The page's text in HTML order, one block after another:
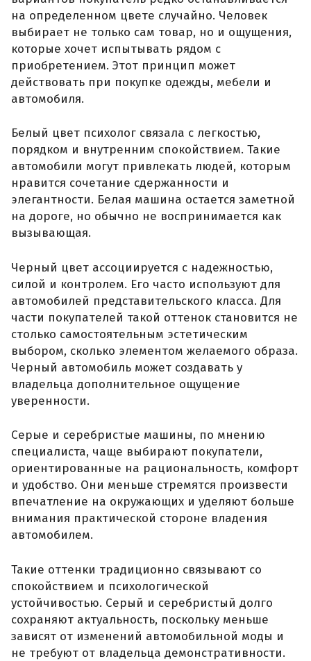
на определенном цвете случайно. Человек
выбирает не только сам товар, но и ощущения,
которые хочет испытывать рядом с
приобретением. Этот принцип может
действовать при покупке одежды, мебели и
автомобиля.
Белый цвет психолог связала с легкостью,
порядком и внутренним спокойствием. Такие
автомобили могут привлекать людей, которым
нравится сочетание сдержанности и
элегантности. Белая машина остается заметной
на дороге, но обычно не воспринимается как
вызывающая.
Черный цвет ассоциируется с надежностью,
силой и контролем. Его часто используют для
автомобилей представительского класса. Для
части покупателей такой оттенок становится не
столько самостоятельным эстетическим
выбором, сколько элементом желаемого образа.
Черный автомобиль может создавать у
владельца дополнительное ощущение
уверенности.
Серые и серебристые машины, по мнению
специалиста, чаще выбирают покупатели,
ориентированные на рациональность, комфорт
и удобство. Они меньше стремятся произвести
впечатление на окружающих и уделяют больше
внимания практической стороне владения
автомобилем.
Такие оттенки традиционно связывают со
спокойствием и психологической
устойчивостью. Серый и серебристый долго
сохраняют актуальность, поскольку меньше
зависят от изменений автомобильной моды и
не требуют от владельца демонстративности.